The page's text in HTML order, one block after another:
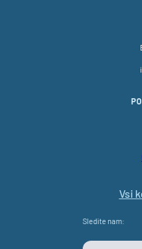
Vsi
Sledite nam: